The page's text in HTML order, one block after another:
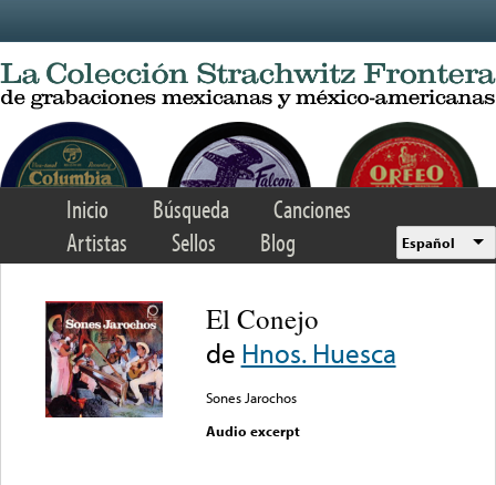
Inicio Búsqueda
Canciones
Artistas
Sellos Blog Español
El Conejo
de Hnos. Huesca
Sones Jarochos
Audio excerpt